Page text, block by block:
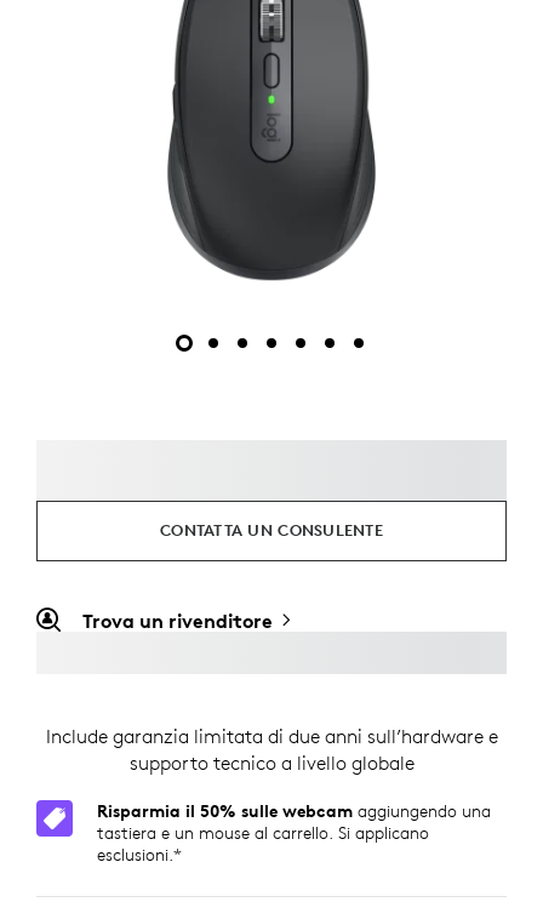
CONTATTA UN CONSULENTE
Trova un rivenditore
Include garanzia limitata di due anni sull’hardware e
supporto tecnico a livello globale
Risparmia il 50% sulle webcam aggiungendo una
tastiera e un mouse al carrello. Si applicano
esclusioni.*